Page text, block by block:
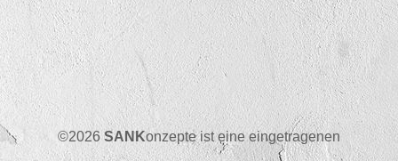
©2026SANKonzepte ist eine eingetragenen